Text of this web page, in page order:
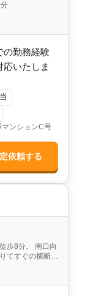
の勤務経験
いたしま
ンションC号
依頼する
歩8分。 南口向
てすぐの横断歩
の2階です。